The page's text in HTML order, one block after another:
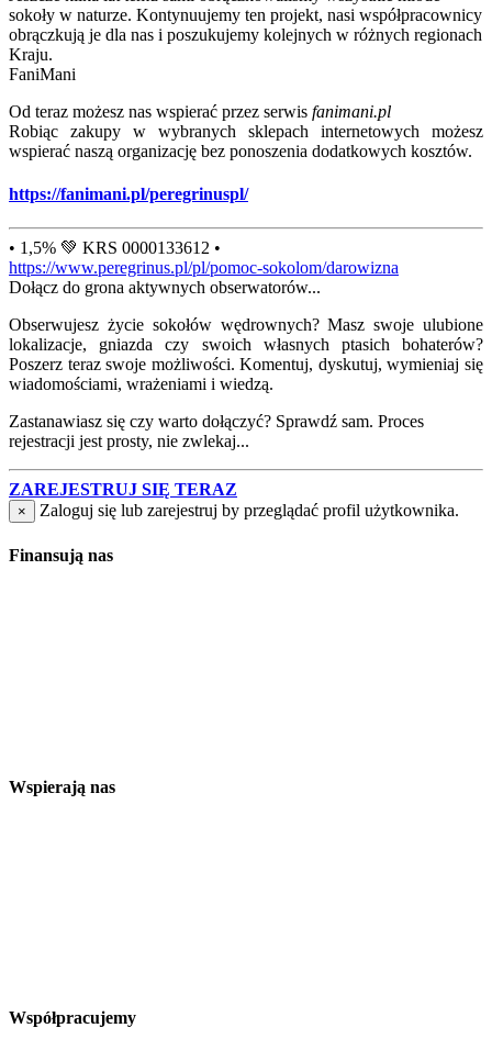
sokoły w naturze. Kontynuujemy ten projekt, nasi współpracownicy
obrączkują je dla nas i poszukujemy kolejnych w różnych regionach
Kraju.
FaniMani
Od teraz możesz nas wspierać przez serwis fanimani.pl
Robiąc zakupy w wybranych sklepach internetowych możesz
wspierać naszą organizację bez ponoszenia dodatkowych kosztów.
https://fanimani.pl/peregrinuspl/
• 1,5% 💚 KRS 0000133612 •
https://www.peregrinus.pl/pl/pomoc-sokolom/darowizna
Dołącz do grona aktywnych obserwatorów...
Obserwujesz życie sokołów wędrownych? Masz swoje ulubione
lokalizacje, gniazda czy swoich własnych ptasich bohaterów?
Poszerz teraz swoje możliwości. Komentuj, dyskutuj, wymieniaj się
wiadomościami, wrażeniami i wiedzą.
Zastanawiasz się czy warto dołączyć? Sprawdź sam. Proces
rejestracji jest prosty, nie zwlekaj...
ZAREJESTRUJ SIĘ TERAZ
× Zaloguj się lub zarejestruj by przeglądać profil użytkownika.
Finansują nas
Wspierają nas
Współpracujemy